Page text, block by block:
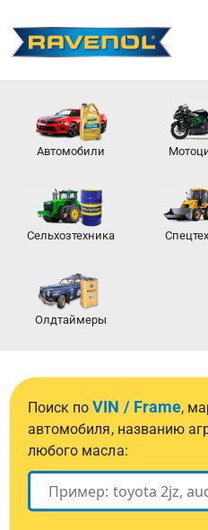
Автомобили
Сельхозтехника
Олдтаймеры
Поиск поVIN / Frame,
автомобиля, названию
любого масла: